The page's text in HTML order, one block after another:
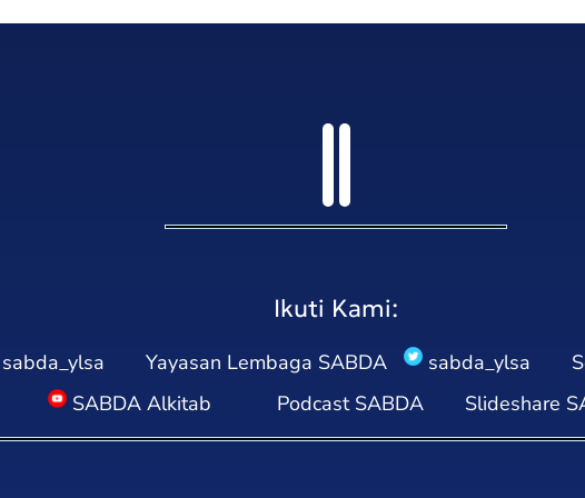
Ikuti Kami:
sabda_ylsa Yayasan Lembaga SABDA sabda_ylsa
SABDA Alkitab
Podcast SABDA Slideshare